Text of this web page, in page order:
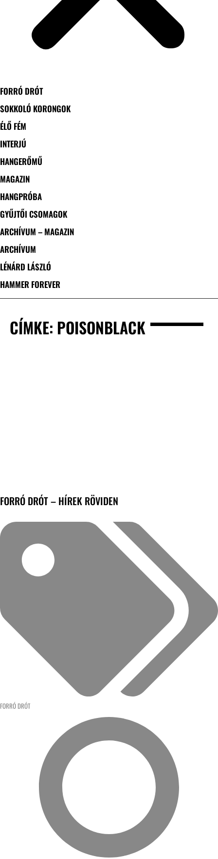
FORRÓ DRÓT
SOKKOLÓ KORONGOK
ÉLŐ FÉM
INTERJÚ
HANGERŐMŰ
MAGAZIN
HANGPRÓBA
GYŰJTŐI CSOMAGOK
ARCHÍVUM – MAGAZIN
ARCHÍVUM
LÉNÁRD LÁSZLÓ
HAMMER FOREVER
CÍMKE: POISONBLACK
FORRÓ DRÓT – HÍREK RÖVIDEN
FORRÓ DRÓT